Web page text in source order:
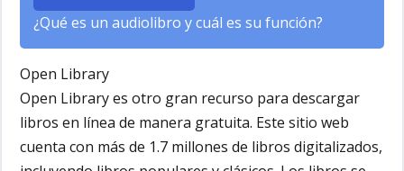
¿Qué es un audiolibro y cuál es su función?
Open Library
Open Library es otro gran recurso para descargar
libros en línea de manera gratuita. Este sitio web
cuenta con más de 1.7 millones de libros digitalizados,